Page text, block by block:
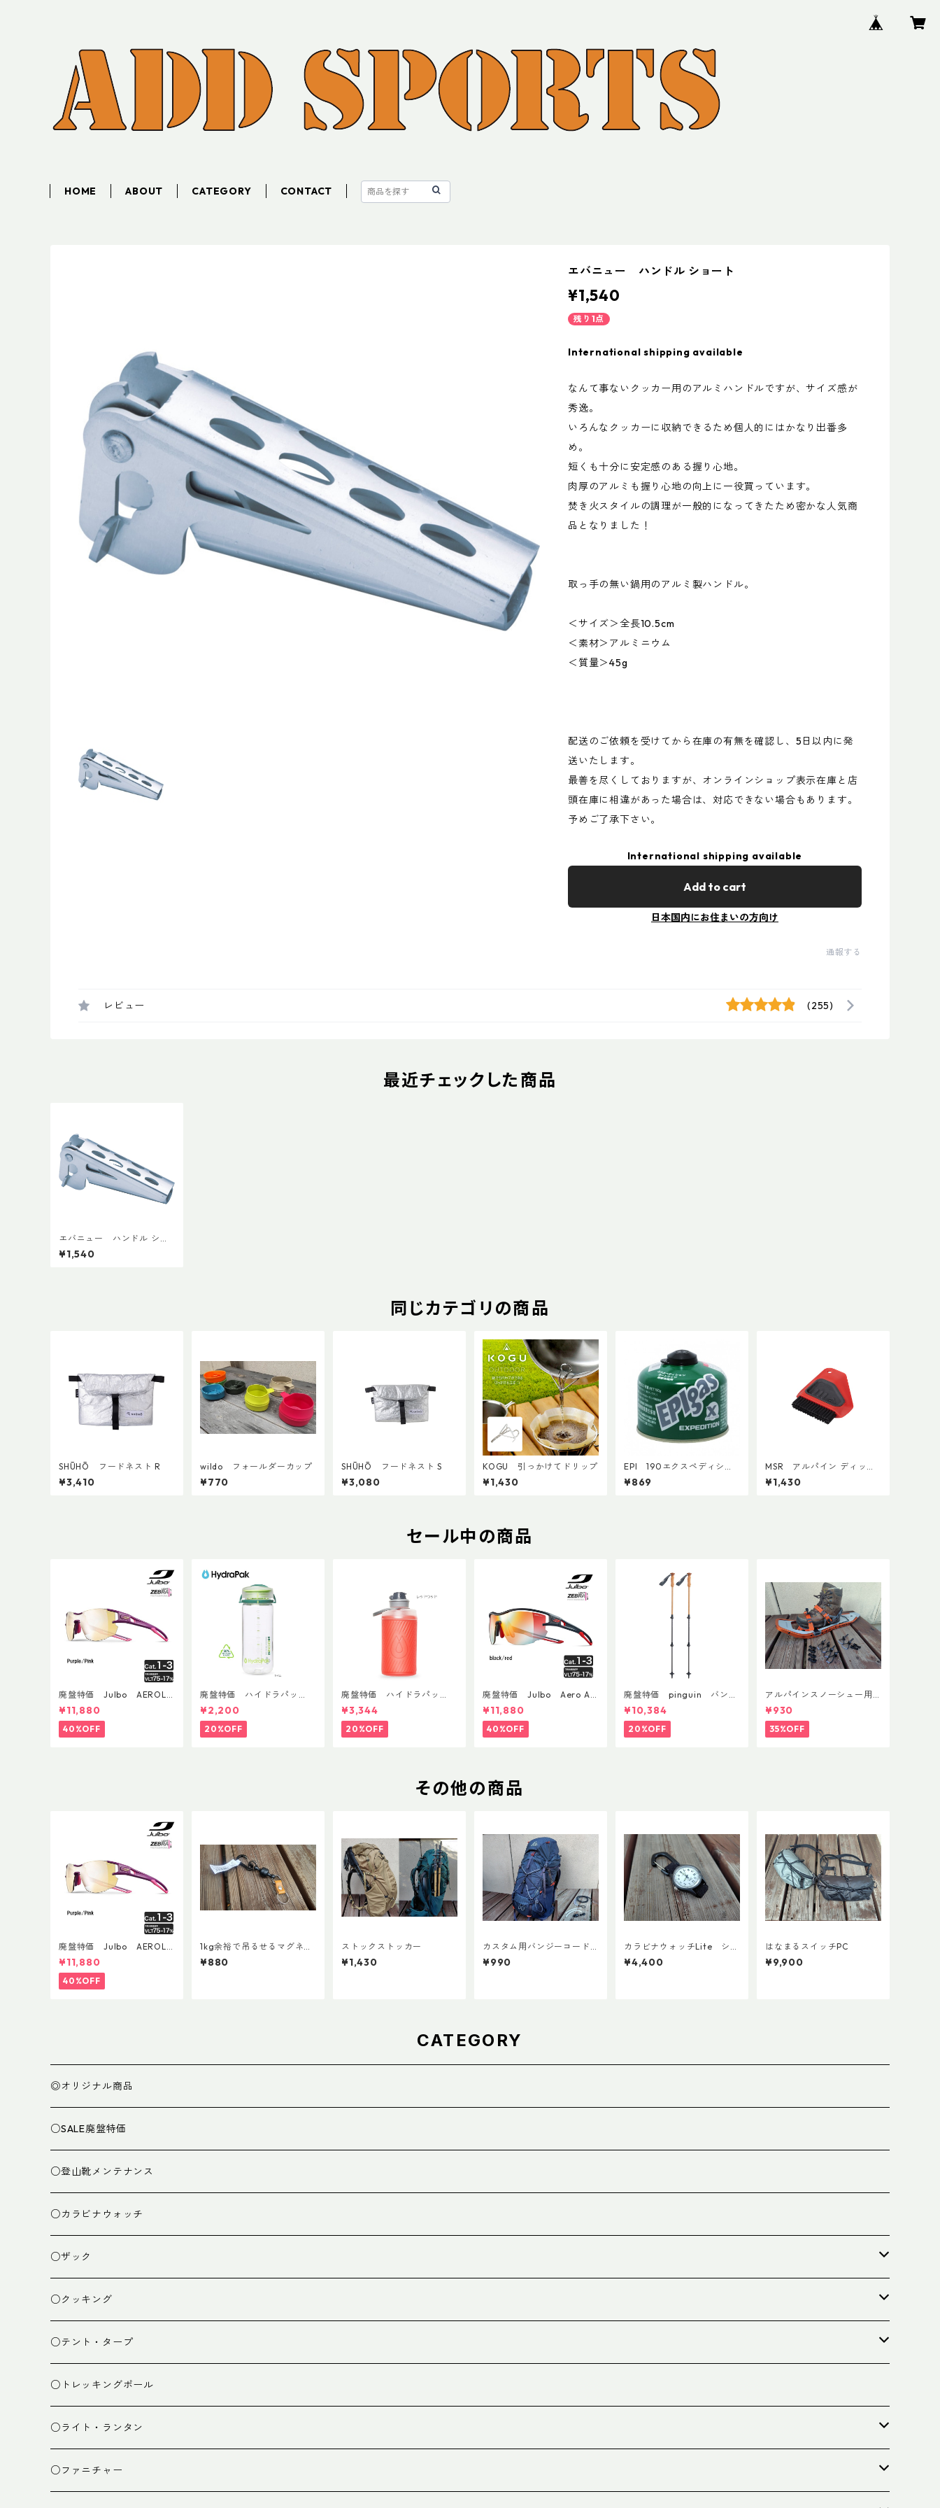
HOME ABOUT CATEGORY CONTACT
エバニュー ハンドル ショート
¥1,540
残り1点
International shipping available
なんて事ないクッカー用のアルミハンドルですが、サイズ感が
秀逸。
いろんなクッカーに収納できるため個人的にはかなり出番多
め。
短くも十分に安定感のある握り心地。
肉厚のアルミも握り心地の向上に一役買っています。
焚き火スタイルの調理が一般的になってきたため密かな人気商
品となりました！
取っ手の無い鍋用のアルミ製ハンドル。
＜サイズ＞全長10.5cm
＜素材＞アルミニウム
＜質量＞45g
配送のご依頼を受けてから在庫の有無を確認し、5日以内に発
送いたします。
最善を尽くしておりますが、オンラインショップ表示在庫と店
頭在庫に相違があった場合は、対応できない場合もあります。
予めご了承下さい。
International shipping available
Add to cart
日本国内にお住まいの方向け
通報する
レビュー (255)
最近チェックした商品
エバニュー ハンドル ショ
ート
¥1,540
同じカテゴリの商品
SHŪHŌ フードネスト R
¥3,410
wildo フォールダーカップ
¥770
SHŪHŌ フードネスト S
¥3,080
KOGU 引っかけてドリップ
¥1,430
EPI 190エクスペディショ
ンカートリッジ
¥869
MSR アルパイン ディッシ
ュブラシ／スクレイパー
¥1,430
セール中の商品
廃盤特価 Julbo AEROLIT
E AsianFit
¥11,880
40%OFF
廃盤特価 ハイドラパッ
ク リーコン ツイスト＆シ
ップ 500ml
¥2,200
20%OFF
廃盤特価 ハイドラパッ
ク フラックス 750ml
¥3,344
20%OFF
廃盤特価 Julbo Aero Asi
anFit
¥11,880
40%OFF
廃盤特価 pinguin バンブ
ーFLフォーム(ペア)
¥10,384
20%OFF
アルパインスノーシュー用
ストラップキャッチ(ペア)
¥930
35%OFF
その他の商品
廃盤特価 Julbo AEROLIT
E AsianFit
¥11,880
40%OFF
1kg余裕で吊るせるマグネッ
トキーホルダー
¥880
ストックストッカー
¥1,430
カスタム用バンジーコード V
er.3
¥990
カラビナウォッチLite シチ
ズンQ＆Q アナログソーラ
ー
¥4,400
はなまるスイッチPC
¥9,900
CATEGORY
◎オリジナル商品
○SALE廃盤特価
○登山靴メンテナンス
○カラビナウォッチ
○ザック
ザック
スタッフバッグ
ザック小物
○クッキング
クッカー
バーナー
カトラリー
クッキング小物
○テント・タープ
テント
タープ
ペグ・ハンマー・小物
○トレッキングポール
○ライト・ランタン
ライト
○ファニチャー